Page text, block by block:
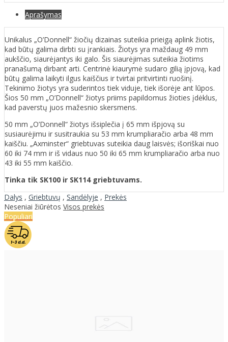
Aprašymas
Unikalus „O’Donnell“ žiočių dizainas suteikia prieigą aplink žiotis,
kad būtų galima dirbti su įrankiais. Žiotys yra maždaug 49 mm
aukščio, siaurėjantys iki galo. Šis siaurėjimas suteikia žiotims
pranašumą dirbant arti. Centrinė kiaurymė sudaro gilią įpjovą, kad
būtų galima laikyti ilgus kaiščius ir tvirtai pritvirtinti ruošinį.
Tekinimo žiotys yra suderintos tiek viduje, tiek išorėje ant lūpos.
Šios 50 mm „O’Donnell“ žiotys priims papildomus žioties įdėklus,
kad paverstų juos mažesnio skersmens.
50 mm „O’Donnell“ žiotys išsiplečia į 65 mm išpjovą su
susiaurėjimu ir susitraukia su 53 mm krumpliaračio arba 48 mm
kaiščiu. „Axminster“ griebtuvas suteikia daug laisvės; išoriškai nuo
60 iki 74 mm ir iš vidaus nuo 50 iki 65 mm krumpliaračio arba nuo
43 iki 55 mm kaiščio.
Tinka tik SK100 ir SK114 griebtuvams.
Dalys , Griebtuvų , Sandėlyje , Prekės
Neseniai žiūrėtos Visos prekės
Populiari